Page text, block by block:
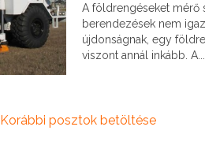
A földrengéseket mérő
berendezések nem
újdonságnak, egy
viszont annál inkább. A...
Korábbi posztok betöltése